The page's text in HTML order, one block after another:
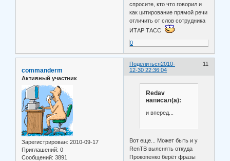
спросите, кто что говорил и
как цитирование прямой речи
отличить от слов сотрудника
ИТАР ТАСС
0
Поделиться 11
2010-
12-30 22:36:04
commanderm
Активный участник
Зарегистрирован: 2010-09-17
Приглашений: 0
Сообщений: 3891
Redav
написал(а):
и вперед...
Вот еще... Может быть и у
RenТВ выяснять откуда
Прокопенко берёт фразы